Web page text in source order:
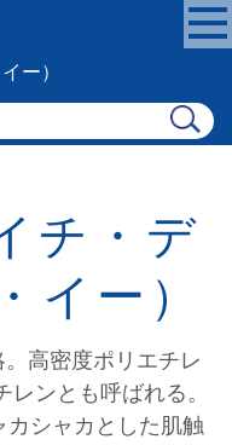
ー）
チ・デ
イー）
高密度ポリエチレ
ンとも呼ばれる。
シャカとした肌触